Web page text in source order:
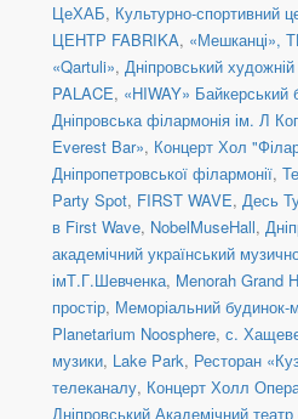
ЦеХАБ, Культурно-спортивний
ЦЕНТР FABRIKA, «Мешканці»,
«Qartuli», Дніпровський
PALACE, «HIWAY» Байкерський
Дніпровська філармонія ім. Л
Everest Bar», Концерт Хол
Дніпропетровської філармонії,
Party Spot, FIRST WAVE, Десь
в First Wave, NobelMuseHall,
академічний український
імТ.Г.Шевченка, Menorah Grand
простір, Меморіальний будинок-
Planetarium Noosphere, с.
музики, Lake Park, Ресторан
телеканалу, Концерт Холл
Дніпровський Академічний